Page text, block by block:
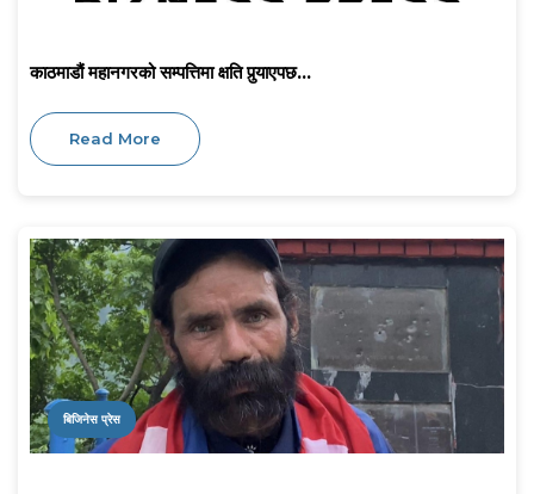
काठमाडौं महानगरको सम्पत्तिमा क्षति पुर्‍याएपछ...
Read More
बिजिनेस प्रेस